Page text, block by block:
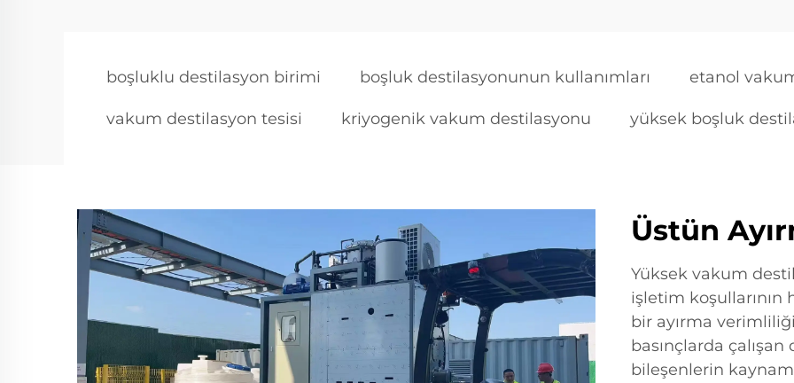
boşluklu destilasyon birimi boşluk destilasyonunun kullanımları etanol
vakum destilasyon tesisi kriyogenik vakum destilasyonu yüksek boşluk
Üstün
Yüksek vakum
işletim koşullarının
bir ayırma
basınçlarda
bileşenlerin